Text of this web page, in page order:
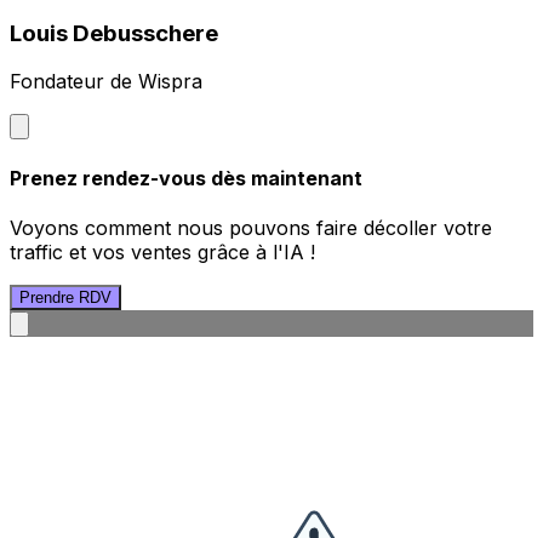
Louis Debusschere
Fondateur de Wispra
Prenez rendez-vous dès maintenant
Voyons comment nous pouvons faire décoller votre
traffic et vos ventes grâce à l'IA !
Prendre RDV